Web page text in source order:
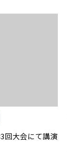
回大会にて講演